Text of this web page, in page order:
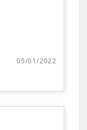
05/01/2022